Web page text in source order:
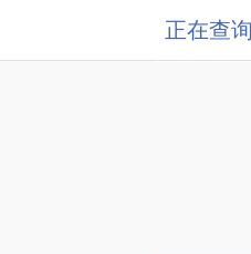
正在查